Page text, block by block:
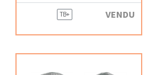
TB+ VENDU